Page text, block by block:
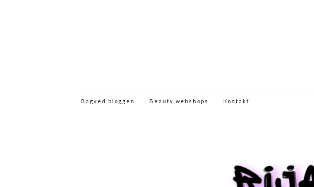
Bagved bloggen Beauty webshops Kontakt